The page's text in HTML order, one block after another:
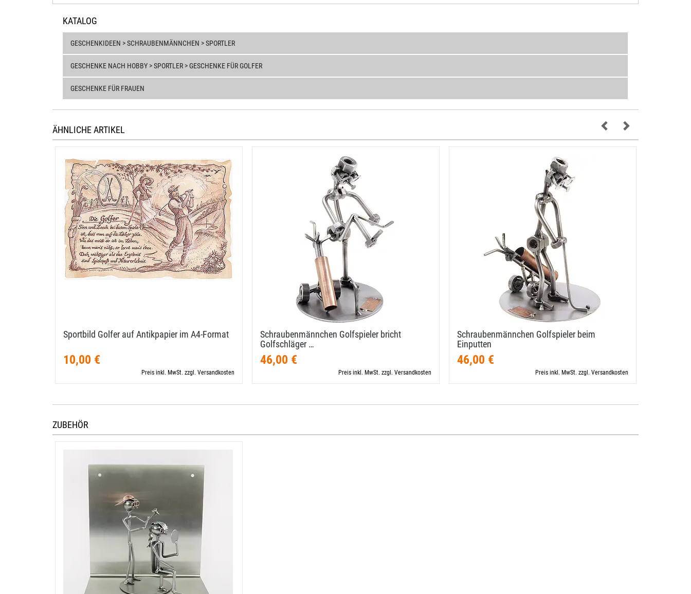
KATALOG
GESCHENKIDEEN > SCHRAUBENMÄNNCHEN > SPORTLER
GESCHENKE NACH HOBBY > SPORTLER > GESCHENKE FÜR GOLFER
GESCHENKE FÜR FRAUEN
ÄHNLICHE ARTIKEL
Sportbild Golfer auf Antikpapier im A4-​Format
10,00 €
Preis inkl. MwSt. zzgl. Versandkosten
Schraubenmännchen Golfspieler bricht
Golfschläger …
46,00 €
Preis inkl. MwSt. zzgl. Versandkosten
Schraubenmännchen Golfspieler beim
Einputten
46,00 €
Preis inkl. MwSt. zzgl. Versandkosten
ZUBEHÖR